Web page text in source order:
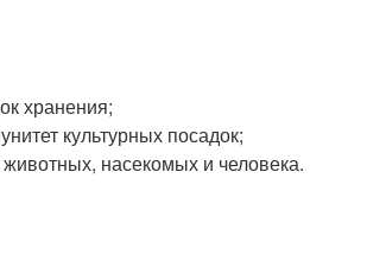
хранения;
культурных посадок;
насекомых и человека.